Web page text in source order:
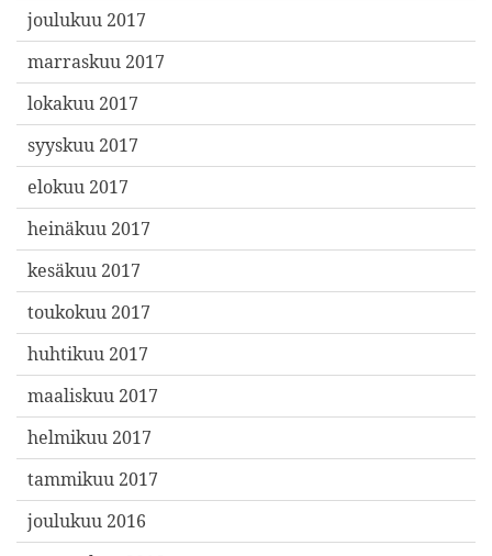
joulukuu 2017
marraskuu 2017
lokakuu 2017
syyskuu 2017
elokuu 2017
heinäkuu 2017
kesäkuu 2017
toukokuu 2017
huhtikuu 2017
maaliskuu 2017
helmikuu 2017
tammikuu 2017
joulukuu 2016